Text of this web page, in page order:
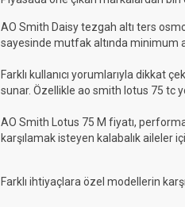
AO Smith Daisy tezgah altı ters
sayesinde mutfak altında minimum
Farklı kullanıcı yorumlarıyla
sunar. Özellikle ao smith lotus 75 tc
AO Smith Lotus 75 M fiyatı,
karşılamak isteyen kalabalık aileler
Farklı ihtiyaçlara özel modellerin